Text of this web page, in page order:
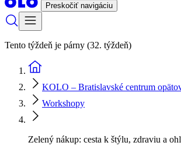
Preskočiť navigáciu
Tento týždeň je párny (32. týždeň)
KOLO – Bratislavské centrum
Workshopy
Zelený nákup: cesta k štýlu, zdraviu a